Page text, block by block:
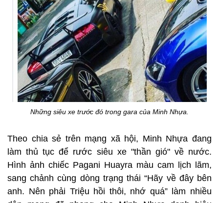
Những siêu xe trước đó trong gara của Minh Nhựa.
Theo chia sẻ trên mạng xã hội, Minh Nhựa đang
làm thủ tục để rước siêu xe "thần gió" về nước.
Hình ảnh chiếc Pagani Huayra màu cam lịch lãm,
sang chảnh cùng dòng trạng thái “Hãy về đây bên
anh. Nên phải Triệu hồi thôi, nhớ quá” làm nhiều